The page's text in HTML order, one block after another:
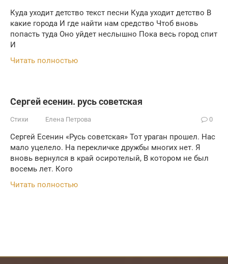
Куда уходит детство текст песни Куда уходит детство В
какие города И где найти нам средство Чтоб вновь
попасть туда Оно уйдет неслышно Пока весь город спит
И
Читать полностью
Сергей есенин. русь советская
Стихи Елена Петрова 0
Сергей Есенин «Русь советская» Тот ураган прошел. Нас
мало уцелело. На перекличке дружбы многих нет. Я
вновь вернулся в край осиротелый, В котором не был
восемь лет. Кого
Читать полностью